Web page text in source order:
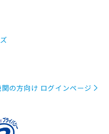
の方向け ログインページ